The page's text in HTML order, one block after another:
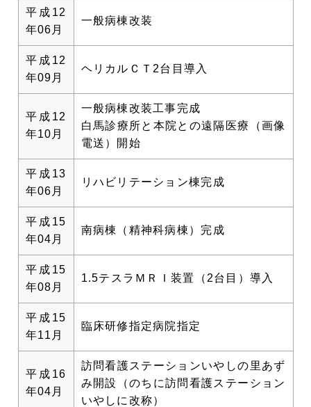
平成12
年06月
一般病棟改装
平成12
年09月
ヘリカルＣＴ2台目導入
平成12
年10月
一般病棟改装工事完成
白馬診療所と本院との遠隔医療（画像
電送）開始
平成13
年06月
リハビリテーション棟完成
平成15
年04月
南病棟（精神科病棟）完成
平成15
年08月
1.5テスラＭＲＩ装置（2台目）導入
平成15
年11月
臨床研修指定病院指定
平成16
年04月
訪問看護ステーションいやしの里あず
み開設（のちに訪問看護ステーション
いやしに改称）